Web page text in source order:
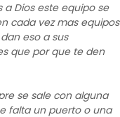
a Dios este equipo se
cada vez mas equipos
eso a sus
que por que te den
se sale con alguna
falta un puerto o una